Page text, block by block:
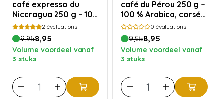
café expresso du
Nicaragua 250 g – 100
% Arabica, doux et
onctueux
2 évaluations
9,958,95
Volume voordeel vanaf
3 stuks
café du Pérou 250 g –
100 % Arabica, corsé
et intense
0 évaluations
9,958,95
Volume voordeel vanaf
3 stuks